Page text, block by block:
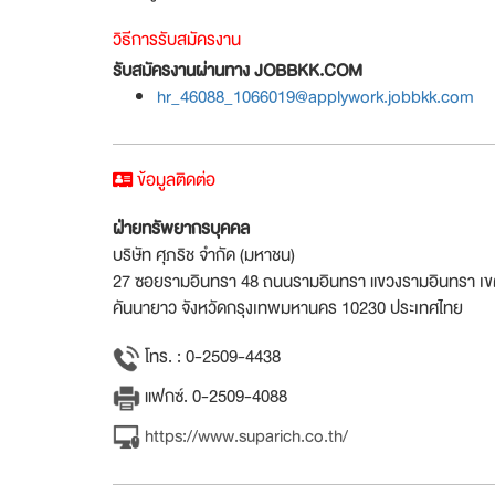
วิธีการรับสมัครงาน
รับสมัครงานผ่านทาง JOBBKK.COM
hr_46088_1066019@applywork.jobbkk.com
ข้อมูลติดต่อ
ฝ่ายทรัพยากรบุคคล
บริษัท ศุภริช จำกัด (มหาชน)
27 ซอยรามอินทรา 48 ถนนรามอินทรา แขวงรามอินทรา เ
คันนายาว จังหวัดกรุงเทพมหานคร 10230 ประเทศไทย
โทร. : 0-2509-4438
แฟกซ์. 0-2509-4088
https://www.suparich.co.th/